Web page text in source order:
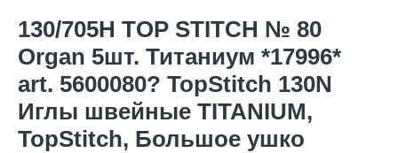
130/705H TOP STITCH № 80
Organ 5шт. Титаниум *17996*
art. 5600080? TopStitch 130N
Иглы швейные TITANIUM,
TopStitch, Большое ушко